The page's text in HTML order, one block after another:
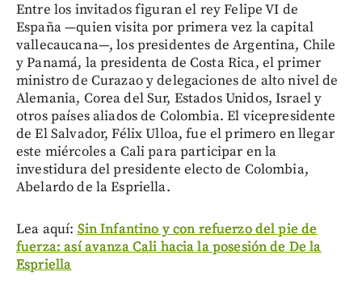
Entre los invitados figuran el rey Felipe VI de
España —quien visita por primera vez la capital
vallecaucana—, los presidentes de Argentina, Chile
y Panamá, la presidenta de Costa Rica, el primer
ministro de Curazao y delegaciones de alto nivel de
Alemania, Corea del Sur, Estados Unidos, Israel y
otros países aliados de Colombia. El vicepresidente
de El Salvador, Félix Ulloa, fue el primero en llegar
este miércoles a Cali para participar en la
investidura del presidente electo de Colombia,
Abelardo de la Espriella.
Lea aquí: Sin Infantino y con refuerzo del pie de
fuerza: así avanza Cali hacia la posesión de De la
Espriella